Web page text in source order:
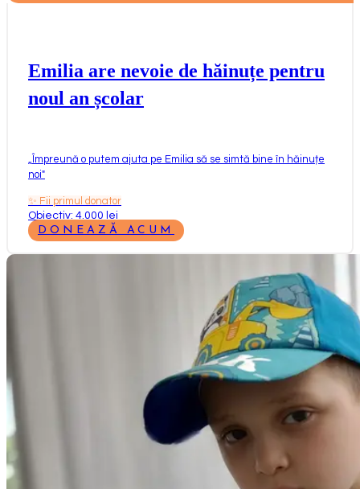
Emilia are nevoie de hăinuțe pentru
noul an școlar
Împreună o putem ajuta pe Emilia să se simtă bine în hăinuțe
noi"
✨ Fii primul donator
Obiectiv: 4.000 lei
DONEAZĂ ACUM